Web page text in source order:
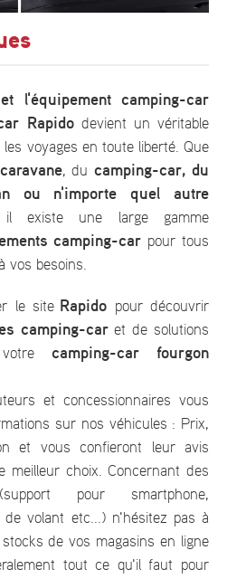
l'équipement camping-car
Rapidodevient un véritable
voyages en toute liberté. Que
, du camping-car, du
ou n'importe quel autre
il existe une large gamme
camping-car pour tous
vos besoins.
le siteRapido pour découvrir
camping-caret de solutions
votre camping-car fourgon
et concessionnaires vous
sur nos véhicules : Prix,
et vous confieront leur avis
meilleur choix. Concernant des
pour smartphone,
de volant etc...) n'hésitez pas à
de vos magasins en ligne
tout ce qu'il faut pour